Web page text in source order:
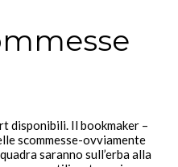
disponibili. Il bookmaker –
scommesse-ovviamente
saranno sull’erba alla